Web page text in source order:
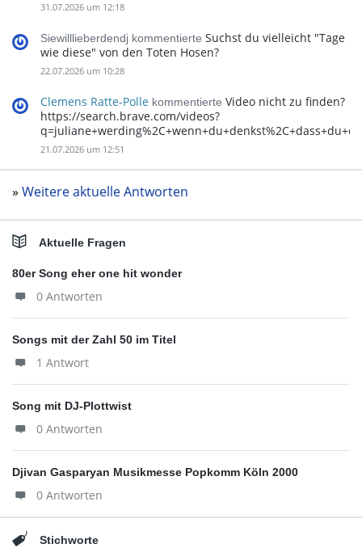
31.07.2026 um 12:18
Siewilllieberdendj kommentierte Suchst du vielleicht "Tage
wie diese" von den Toten Hosen?
22.07.2026 um 10:28
Clemens Ratte-Polle kommentierte Video nicht zu finden?
https://search.brave.com/videos?
21.07.2026 um 12:51
» Weitere aktuelle Antworten
Aktuelle Fragen
80er Song eher one hit wonder
0 Antworten
Songs mit der Zahl 50 im Titel
1 Antwort
Song mit DJ-Plottwist
0 Antworten
Djivan Gasparyan Musikmesse Popkomm Köln 2000
0 Antworten
Stichworte